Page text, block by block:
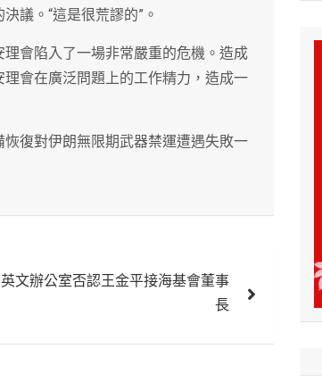
議。“這是很荒謬的”。
會陷入了一場非常嚴重的危機。造成
會在廣泛問題上的工作精力，造成一
復對伊朗無限期武器禁運遭遇失敗一
文辦公室否認王金平接海基會董事
長